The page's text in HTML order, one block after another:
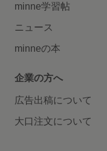
minne学習帖
ニュース
minneの本
企業の方へ
広告出稿について
大口注文について